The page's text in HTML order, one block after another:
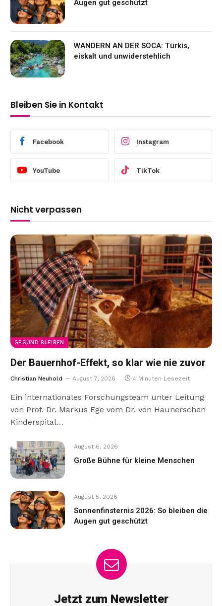
Augen gut geschützt
WANDERN AN DER SOCA: Türkis,
eiskalt und unwiderstehlich
Bleiben Sie in Kontakt
Facebook Instagram
YouTube TikTok
Nicht verpassen
GESUND BLEIBEN
Der Bauernhof-Effekt, so klar wie nie zuvor
Christian Neuhold August 7, 2026 4 Minuten Lesezeit
Ein internationales Forschungsteam unter Leitung
von Prof. Dr. Markus Ege vom Dr. von Haunerschen
Kinderspital…
August 6, 2026
Große Bühne für kleine Menschen
August 5, 2026
Sonnenfinsternis 2026: So bleiben die
Augen gut geschützt
Jetzt zum Newsletter